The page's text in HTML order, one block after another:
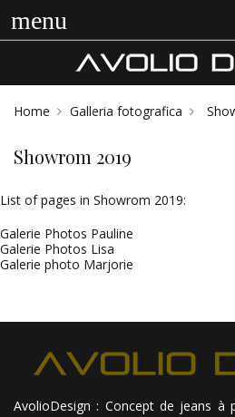
menu
Home Galleria fotografica
Showrom 2019
List of pages in Showrom 2019:
Galerie Photos Pauline
Galerie Photos Lisa
Galerie photo Marjorie
AvolioDesign : Concept de jeans à